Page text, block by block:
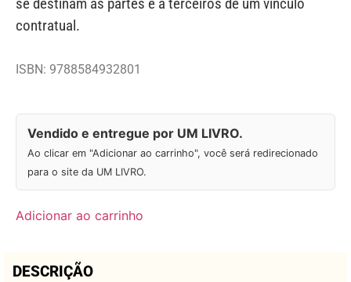
se destinam às partes e a terceiros de um vínculo
contratual.
ISBN: 9788584932801
Vendido e entregue por UM LIVRO.
Ao clicar em "Adicionar ao carrinho", você será redirecionado
para o site da UM LIVRO.
Adicionar ao carrinho
DESCRIÇÃO